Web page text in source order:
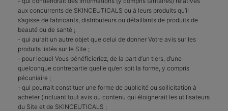
aux concurrents de SKINCEUTICALS ou à leurs produits qu’il
s’agisse de fabricants, distributeurs ou détaillants de produits de
beauté ou de santé ;
- qui aurait un autre objet que celui de donner Votre avis sur les
produits listés sur le Site ;
- pour lequel Vous bénéficieriez, de la part d’un tiers, d’une
quelconque contrepartie quelle qu’en soit la forme, y compris
pécuniaire ;
- qui pourrait constituer une forme de publicité ou sollicitation à
acheter (incluant tout avis ou contenu qui éloignerait les utilisateurs
du Site et de SKINCEUTICALS ;